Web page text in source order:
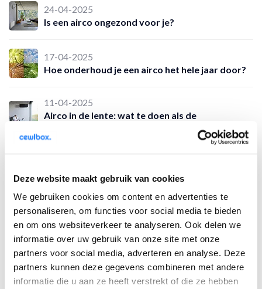
Deze website maakt gebruik van cookies
We gebruiken cookies om content en advertenties te
personaliseren, om functies voor social media te bieden
en om ons websiteverkeer te analyseren. Ook delen we
informatie over uw gebruik van onze site met onze
partners voor social media, adverteren en analyse. Deze
partners kunnen deze gegevens combineren met andere
informatie die u aan ze heeft verstrekt of die ze hebben
24-04-2025
Is een airco ongezond voor je?
17-04-2025
Hoe onderhoud je een airco het hele jaar door?
11-04-2025
Airco in de lente: wat te doen als de
#aardgas airco airconditioning #amsterdam
Cewlbox #Daikin Duurzaam Duurzaam wonen
#duurzameinstallatie Energie-efficiëntie Energiezuinig
#financering #interieur #kerst #kerstkado #LG